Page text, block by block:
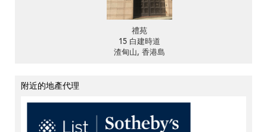
禮苑
15 白建時道
渣甸山, 香港島
附近的地產代理